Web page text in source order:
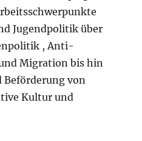
Jugendpolitik über
, Anti-
Migration bis hin
von
Kultur und